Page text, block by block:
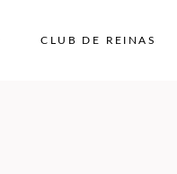
CLUB DE REINAS